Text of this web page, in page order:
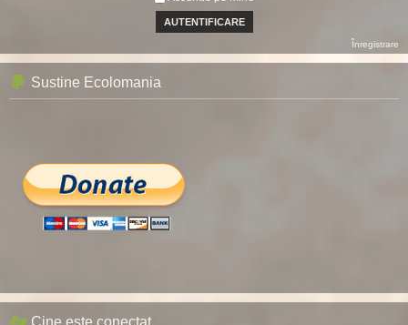
Înregistrare
Sustine Ecolomania
Cine este conectat